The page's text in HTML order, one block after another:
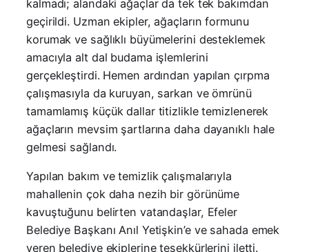
kalmadı; alandaki ağaçlar da tek tek bakımdan
geçirildi. Uzman ekipler, ağaçların formunu
korumak ve sağlıklı büyümelerini desteklemek
amacıyla alt dal budama işlemlerini
gerçekleştirdi. Hemen ardından yapılan çırpma
çalışmasıyla da kuruyan, sarkan ve ömrünü
tamamlamış küçük dallar titizlikle temizlenerek
ağaçların mevsim şartlarına daha dayanıklı hale
gelmesi sağlandı.
Yapılan bakım ve temizlik çalışmalarıyla
mahallenin çok daha nezih bir görünüme
kavuştuğunu belirten vatandaşlar, Efeler
Belediye Başkanı Anıl Yetişkin’e ve sahada emek
veren belediye ekiplerine teşekkürlerini iletti.